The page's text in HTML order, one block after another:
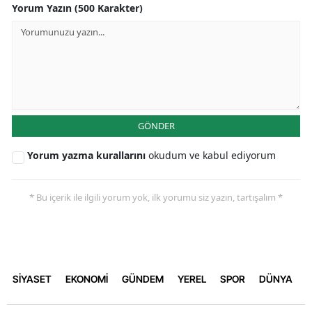
Yorum Yazın (500 Karakter)
GÖNDER
Yorum yazma kurallarını okudum ve kabul ediyorum
* Bu içerik ile ilgili yorum yok, ilk yorumu siz yazın, tartışalım *
SİYASET EKONOMİ GÜNDEM YEREL SPOR DÜNYA